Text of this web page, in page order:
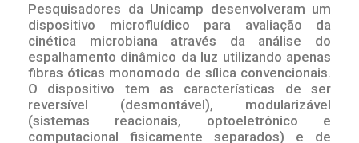
Pesquisadores da Unicamp desenvolveram um
dispositivo microfluídico para avaliação da
cinética microbiana através da análise do
espalhamento dinâmico da luz utilizando apenas
fibras óticas monomodo de sílica convencionais.
O dispositivo tem as características de ser
reversível (desmontável), modularizável
(sistemas reacionais, optoeletrônico e
computacional fisicamente separados) e de